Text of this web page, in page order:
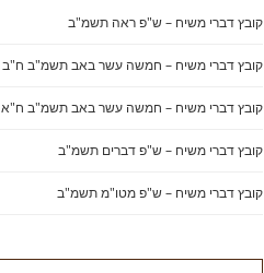
קובץ דברי משיח – ש"פ ראה תשמ"ב
קובץ דברי משיח – חמשה עשר באב תשמ"ב ח"ב
קובץ דברי משיח – חמשה עשר באב תשמ"ב ח"א
קובץ דברי משיח – ש"פ דברים תשמ"ב
קובץ דברי משיח – ש"פ מטו"מ תשמ"ב